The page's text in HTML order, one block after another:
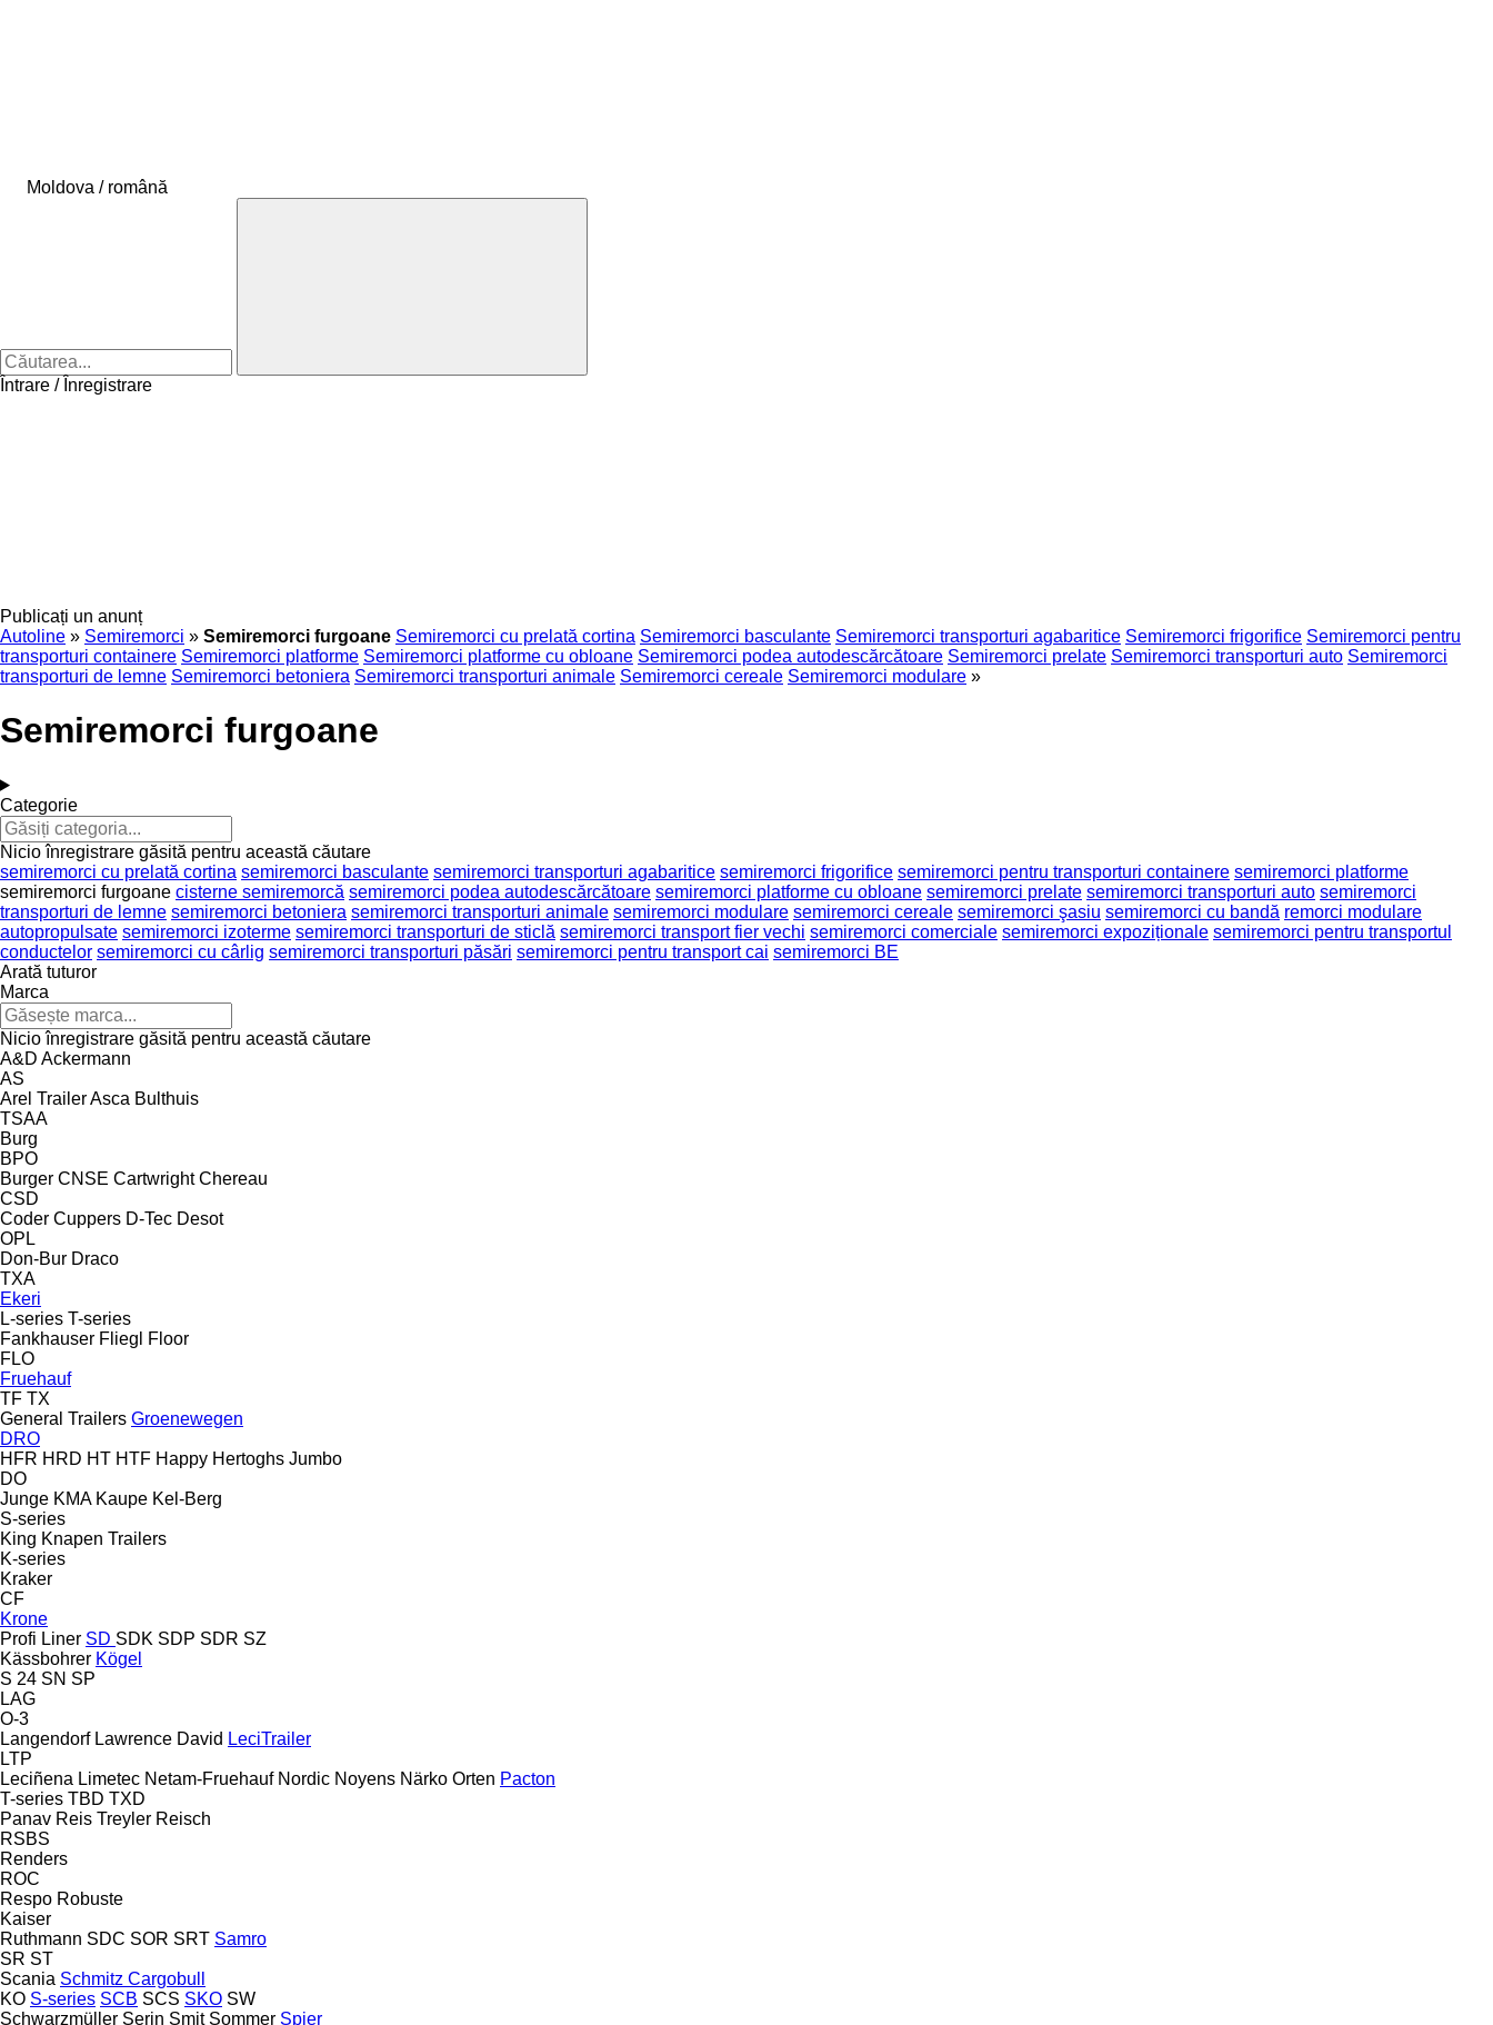
Moldova / română
Întrare / Înregistrare
Publicați un anunț
Autoline » Semiremorci » Semiremorci furgoane Semiremorci cu prelată cortina Semiremorci basculante Semiremorci transporturi agabaritice Semiremorci frigorifice Semiremorci pentru
transporturi containere Semiremorci platforme Semiremorci platforme cu obloane Semiremorci podea autodescărcătoare Semiremorci prelate Semiremorci transporturi auto Semiremorci
transporturi de lemne Semiremorci betoniera Semiremorci transporturi animale Semiremorci cereale Semiremorci modulare »
Semiremorci furgoane
Categorie
Nicio înregistrare găsită pentru această căutare
semiremorci cu prelată cortina semiremorci basculante semiremorci transporturi agabaritice semiremorci frigorifice semiremorci pentru transporturi containere semiremorci platforme
semiremorci furgoane cisterne semiremorcă semiremorci podea autodescărcătoare semiremorci platforme cu obloane semiremorci prelate semiremorci transporturi auto semiremorci
transporturi de lemne semiremorci betoniera semiremorci transporturi animale semiremorci modulare semiremorci cereale semiremorci şasiu semiremorci cu bandă remorci modulare
autopropulsate semiremorci izoterme semiremorci transporturi de sticlă semiremorci transport fier vechi semiremorci comerciale semiremorci expoziționale semiremorci pentru transportul
conductelor semiremorci cu cârlig semiremorci transporturi păsări semiremorci pentru transport cai semiremorci BE
Arată tuturor
Marca
Nicio înregistrare găsită pentru această căutare
A&D Ackermann
AS
Arel TrailerAsca Bulthuis
TSAA
Burg
BPO
Burger CNSE Cartwright Chereau
CSD
Coder Cuppers D-Tec Desot
OPL
Don-Bur Draco
TXA
Ekeri
L-series T-series
Fankhauser Fliegl
Floor
FLO
Fruehauf
TF TX
General Trailers Groenewegen
DRO
HFR HRD HT HTF Happy Hertoghs Jumbo
DO
Junge KMA Kaupe Kel-Berg
S-series
King Knapen Trailers
K-series
Kraker
CF
Krone
Profi Liner SD SDK SDP SDR SZ
Kässbohrer Kögel
S 24 SN SP
LAG
O-3
Langendorf Lawrence David LeciTrailer
LTP
Leciñena Limetec Netam-Fruehauf Nordic Noyens Närko Orten Pacton
T-series TBD TXD
Panav Reis Treyler Reisch
RSBS
Renders
ROC
Respo Robuste
Kaiser
Ruthmann SDC SOR SRT Samro
SR ST
Scania Schmitz Cargobull
KO S-series SCB SCS SKO SW
Schwarzmüller Serin Smit Sommer Spier